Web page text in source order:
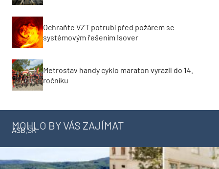
Ochraňte VZT potrubí před požárem se
systémovým řešením Isover
Metrostav handy cyklo maraton vyrazil do 14.
ročníku
MOHLO BY VÁS ZAJÍMAT
ASB.SK